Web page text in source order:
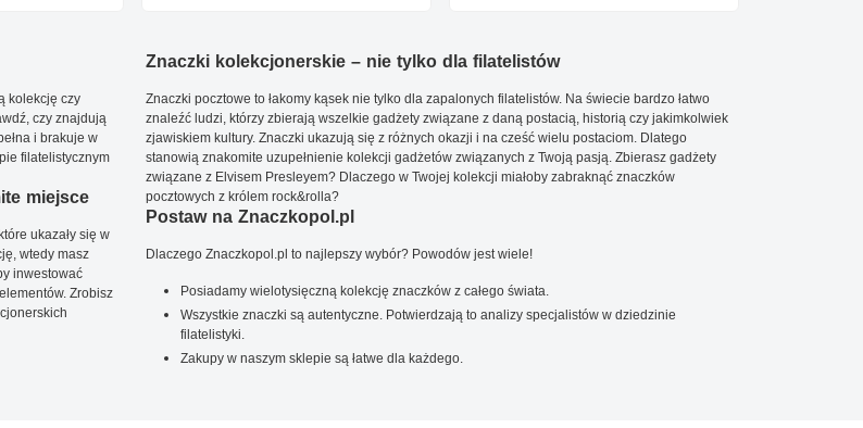
kolekcję czy
czy znajdują
i brakuje w
filatelistycznym
miejsce
ukazały się w
wtedy masz
inwestować
Zrobisz
Znaczki kolekcjonerskie – nie tylko dla filatelistów
Znaczki pocztowe to łakomy kąsek nie tylko dla zapalonych filatelistów. Na świecie bardzo łatwo
znaleźć ludzi, którzy zbierają wszelkie gadżety związane z daną postacią, historią czy jakimkolwiek
zjawiskiem kultury. Znaczki ukazują się z różnych okazji i na cześć wielu postaciom. Dlatego
stanowią znakomite uzupełnienie kolekcji gadżetów związanych z Twoją pasją. Zbierasz gadżety
związane z Elvisem Presleyem? Dlaczego w Twojej kolekcji miałoby zabraknąć znaczków
pocztowych z królem rock&rolla?
Postaw na Znaczkopol.pl
Dlaczego Znaczkopol.pl to najlepszy wybór? Powodów jest wiele!
Posiadamy wielotysięczną kolekcję znaczków z całego świata.
Wszystkie znaczki są autentyczne. Potwierdzają to analizy specjalistów w dziedzinie
filatelistyki.
Zakupy w naszym sklepie są łatwe dla każdego.